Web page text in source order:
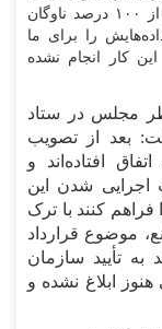
بوده است که ۵۰ درصد ناوگان باری و بیش از ۱۰۰ درصد ناوگان
را برای ما
کار انجام نشده
مجلس در ستاد
بعد از تصویب
افتاده‌اند و
اجرایی شدن این
کنند با ترک
موضوع قرارداد
به تأیید سازمان
ابلاغ نشده و